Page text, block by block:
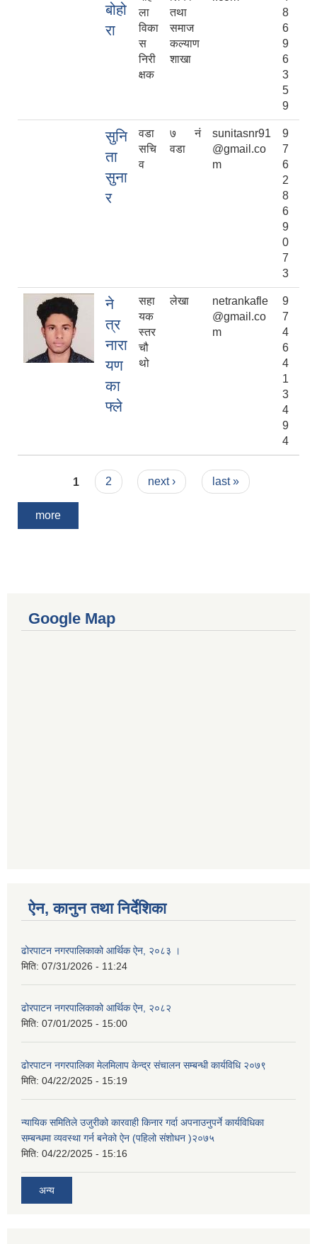
बोहो
रा
ला
विका
स
निरी
क्षक
तथा
समाज
कल्याण
शाखा
8
6
9
6
3
5
9
सुनि
ता
सुना
र
वडा
सचि
व
७ नं
वडा
sunitasnr91
@gmail.co
m
9
7
6
2
8
6
9
0
7
3
ने
त्र
नारा
यण
का
फ्ले
सहा
यक
स्तर
चौ
थो
लेखा
netrankafle
@gmail.co
m
9
7
4
6
4
1
3
4
9
4
Pages
1 2 next › last »
more
Google Map
ऐन, कानुन तथा निर्देशिका
ढोरपाटन नगरपालिकाको आर्थिक ऐन, २०८३ ।
मिति: 07/31/2026 - 11:24
ढोरपाटन नगरपालिकाको आर्थिक ऐन, २०८२
मिति: 07/01/2025 - 15:00
ढोरपाटन नगरपालिका मेलमिलाप केन्द्र संचालन सम्बन्धी कार्यविधि २०७९
मिति: 04/22/2025 - 15:19
न्यायिक समितिले उजुरीको कारवाही किनार गर्दा अपनाउनुपर्ने कार्यविधिका
सम्बन्धमा व्यवस्था गर्न बनेको ऐन (पहिलो संशोधन )२०७५
मिति: 04/22/2025 - 15:16
अन्य